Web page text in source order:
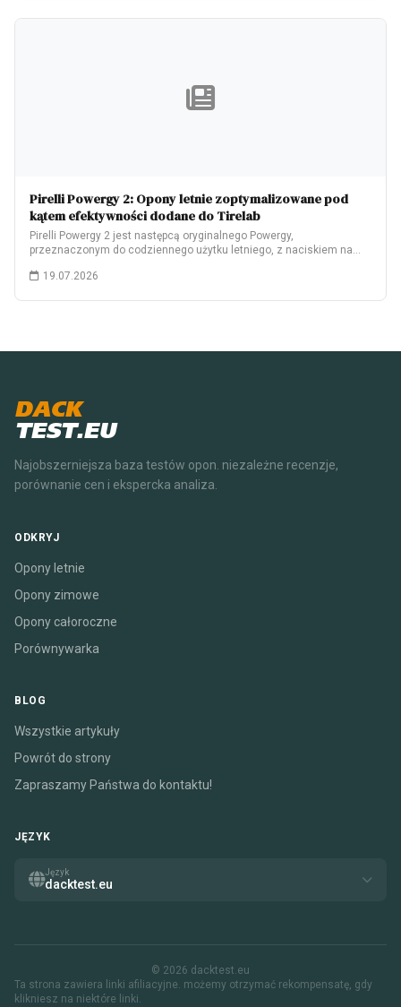
Pirelli Powergy 2: Opony letnie zoptymalizowane pod
kątem efektywności dodane do Tirelab
Pirelli Powergy 2 jest następcą oryginalnego Powergy,
przeznaczonym do codziennego użytku letniego, z naciskiem na…
19.07.2026
DACK
TEST.EU
Najobszerniejsza baza testów opon. niezależne recenzje,
porównanie cen i ekspercka analiza.
ODKRYJ
Opony letnie
Opony zimowe
Opony całoroczne
Porównywarka
BLOG
Wszystkie artykuły
Powrót do strony
Zapraszamy Państwa do kontaktu!
JĘZYK
Język
dacktest.eu
© 2026 dacktest.eu
Ta strona zawiera linki afiliacyjne. możemy otrzymać rekompensatę, gdy
klikniesz na niektóre linki.